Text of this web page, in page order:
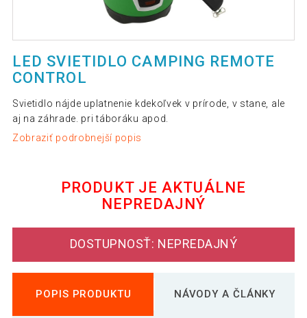
LED SVIETIDLO CAMPING REMOTE
CONTROL
Svietidlo nájde uplatnenie kdekoľvek v prírode, v stane, ale
aj na záhrade. pri táboráku apod.
Zobraziť podrobnejší popis
PRODUKT JE AKTUÁLNE
NEPREDAJNÝ
DOSTUPNOSŤ: NEPREDAJNÝ
POPIS PRODUKTU NÁVODY A ČLÁNKY